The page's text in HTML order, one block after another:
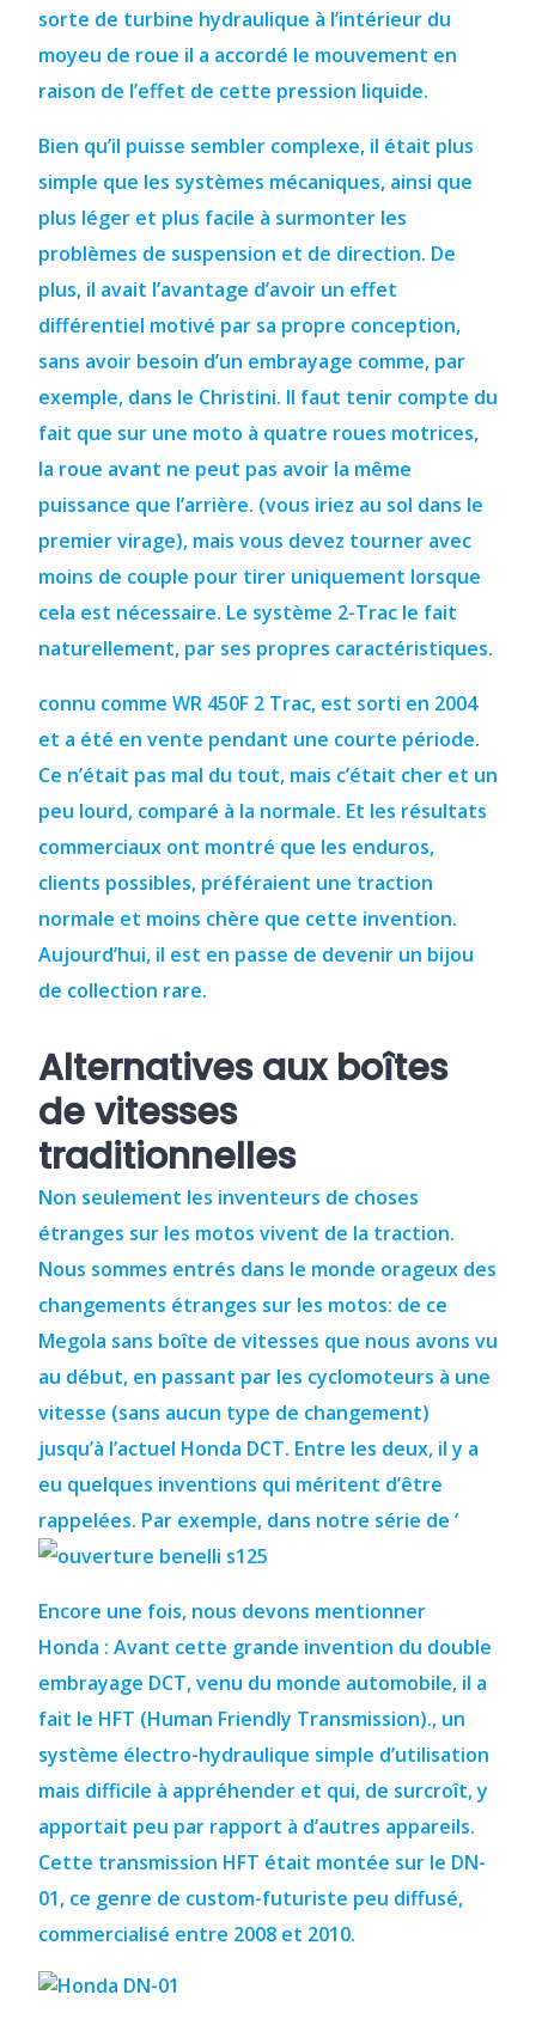
sorte de turbine hydraulique à l’intérieur du
moyeu de roue il a accordé le mouvement en
raison de l’effet de cette pression liquide.
Bien qu’il puisse sembler complexe, il était plus
simple que les systèmes mécaniques, ainsi que
plus léger et plus facile à surmonter les
problèmes de suspension et de direction. De
plus, il avait l’avantage d’avoir un effet
différentiel motivé par sa propre conception,
sans avoir besoin d’un embrayage comme, par
exemple, dans le Christini. Il faut tenir compte du
fait que sur une moto à quatre roues motrices,
la roue avant ne peut pas avoir la même
puissance que l’arrière. (vous iriez au sol dans le
premier virage), mais vous devez tourner avec
moins de couple pour tirer uniquement lorsque
cela est nécessaire. Le système 2-Trac le fait
naturellement, par ses propres caractéristiques.
connu comme WR 450F 2 Trac, est sorti en 2004
et a été en vente pendant une courte période.
Ce n’était pas mal du tout, mais c’était cher et un
peu lourd, comparé à la normale. Et les résultats
commerciaux ont montré que les enduros,
clients possibles, préféraient une traction
normale et moins chère que cette invention.
Aujourd’hui, il est en passe de devenir un bijou
de collection rare.
Alternatives aux boîtes
de vitesses
traditionnelles
Non seulement les inventeurs de choses
étranges sur les motos vivent de la traction.
Nous sommes entrés dans le monde orageux des
changements étranges sur les motos: de ce
Megola sans boîte de vitesses que nous avons vu
au début, en passant par les cyclomoteurs à une
vitesse (sans aucun type de changement)
jusqu’à l’actuel Honda DCT. Entre les deux, il y a
eu quelques inventions qui méritent d’être
rappelées. Par exemple, dans notre série de ‘
Encore une fois, nous devons mentionner
Honda : Avant cette grande invention du double
embrayage DCT, venu du monde automobile, il a
fait le HFT (Human Friendly Transmission)., un
système électro-hydraulique simple d’utilisation
mais difficile à appréhender et qui, de surcroît, y
apportait peu par rapport à d’autres appareils.
Cette transmission HFT était montée sur le DN-
01, ce genre de custom-futuriste peu diffusé,
commercialisé entre 2008 et 2010.